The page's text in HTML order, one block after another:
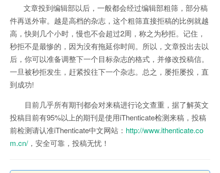
文章投到编辑部以后，一般都会经过编辑部粗筛，部分稿
件再送外审。越是高档的杂志，这个粗筛直接拒稿的比例就越
高，快则几个小时，慢也不会超过2周，称之为秒拒。记住，
秒拒不是最惨的，因为没有拖延你时间。所以，文章投出去以
后，你可以准备调整下一个目标杂志的格式，并修改投稿信。
一旦被秒拒发生，赶紧投往下一个杂志。总之，屡拒屡投，直
到成功!
目前几乎所有期刊都会对来稿进行论文查重，据了解英文
投稿目前有95%以上的期刊是使用iThenticate检测来稿，投稿
前检测请认准iThenticate中文网站： http://www.ithenticate.co
m.cn/，安全可靠，投稿无忧！